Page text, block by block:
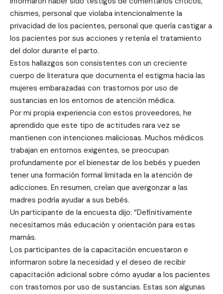
chismes, personal que violaba intencionalmente la
privacidad de los pacientes, personal que quería castigar a
los pacientes por sus acciones y retenía el tratamiento
del dolor durante el parto.
Estos hallazgos son consistentes con un creciente
cuerpo de literatura que documenta el estigma hacia las
mujeres embarazadas con trastornos por uso de
sustancias en los entornos de atención médica.
Por mi propia experiencia con estos proveedores, he
aprendido que este tipo de actitudes rara vez se
mantienen con intenciones maliciosas. Muchos médicos
trabajan en entornos exigentes, se preocupan
profundamente por el bienestar de los bebés y pueden
tener una formación formal limitada en la atención de
adicciones. En resumen, creían que avergonzar a las
madres podría ayudar a sus bebés.
Un participante de la encuesta dijo: “Definitivamente
necesitamos más educación y orientación para estas
mamás.
Los participantes de la capacitación encuestaron e
informaron sobre la necesidad y el deseo de recibir
capacitación adicional sobre cómo ayudar a los pacientes
con trastornos por uso de sustancias. Estas son algunas